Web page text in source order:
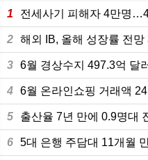
1 전세사기 피해자 4만명
2 해외 IB, 올해 성장률 전
3 6월 경상수지 497.3억 달
4 6월 온라인쇼핑 거래액
5 출산율 7년 만에 0.9명대
6 5대 은행 주담대 11개월 만에